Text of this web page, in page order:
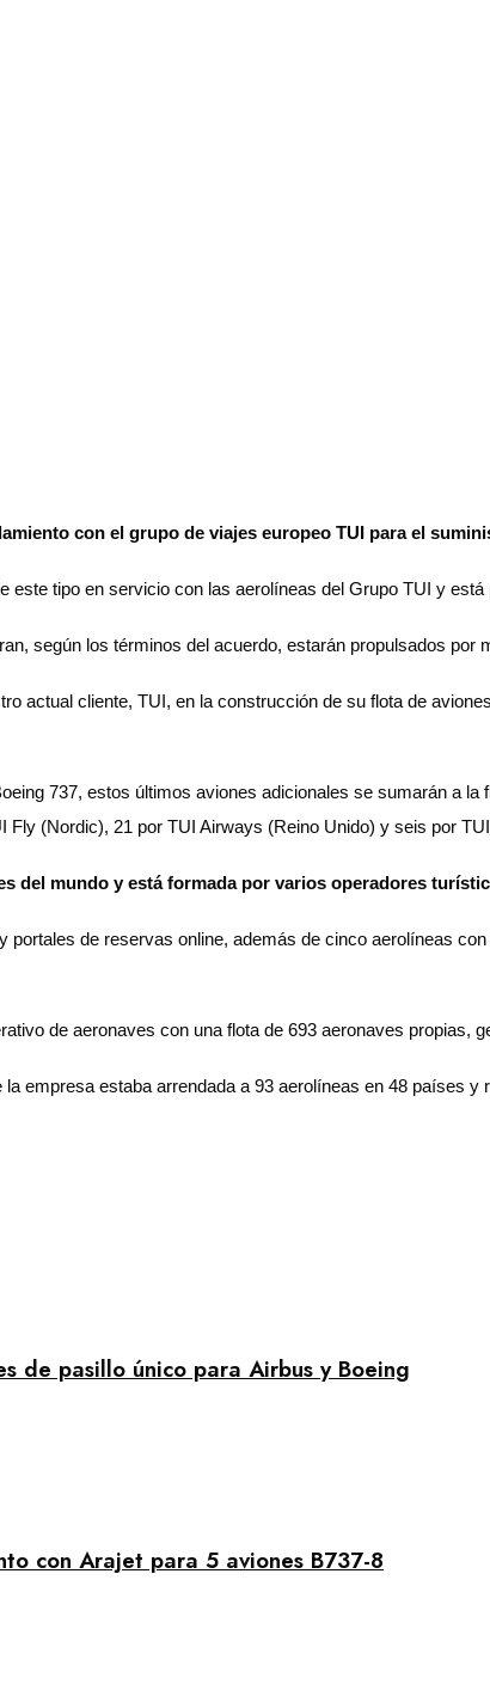
con el grupo de viajes europeo TUI para el
este tipo en servicio con las aerolíneas del Grupo TUI y
según los términos del acuerdo, estarán propulsados por
actual cliente, TUI, en la construcción de su flota de
737, estos últimos aviones adicionales se sumarán a
(Nordic), 21 por TUI Airways (Reino Unido) y seis por
del mundo y está formada por varios operadores
portales de reservas online, además de cinco aerolíneas
de aeronaves con una flota de 693 aeronaves propias,
empresa estaba arrendada a 93 aerolíneas en 48 países
de pasillo único para Airbus y Boeing
con Arajet para 5 aviones B737-8